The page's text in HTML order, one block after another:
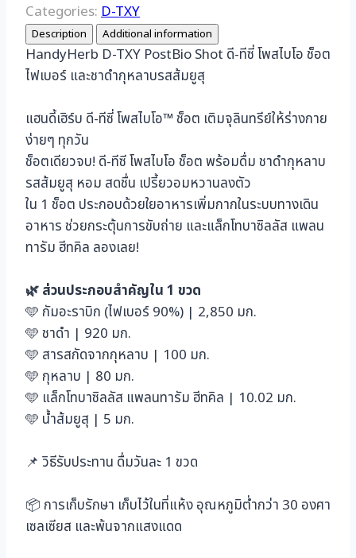
(1
แพ็ค
6
ขวด)
Categories:D-TXY
Description Additional information
HandyHerb D-TXY PostBio Shot ดี-ทีซี่ โพสไบโอ ช็อต
ไฟเบอร์ และชาดำกุหลาบรสส้มยูสุ
แฮนดี้เฮิร์บ ดี-ทีซี่ โพสไบโอ™ ช็อต เติมจุลินทรีย์ให้ร่างกาย
ง่ายๆ ทุกวัน
ช็อตเดียวจบ! ดี-ทีซี โพสไบโอ ช็อต พร้อมดื่ม ชาดำกุหลาบ
รสส้มยูสุ หอม สดชื่น เปรี้ยวอมหวานลงตัว
ใน 1 ช็อต ประกอบด้วยใยอาหารเพิ่มกากในระบบทางเดิน
อาหาร ช่วยกระตุ้นการขับถ่าย และแล็กโทบาซิลลัส แพลน
ทารัม ฮีทคิล ลองเลย!
🌿 ส่วนประกอบสำคัญใน 1 ขวด
🩵 กัมอะราบิก (ไฟเบอร์ 90%) | 2,850 มก.
🩵 ชาดำ | 920 มก.
🩵 สารสกัดจากกุหลาบ | 100 มก.
🩵 กุหลาบ | 80 มก.
🩵 แล็กโทบาซิลลัส แพลนทารัม ฮีทคิล | 10.02 มก.
🩵 น้ำส้มยูสุ | 5 มก.
📌 วิธีรับประทาน ดื่มวันละ 1 ขวด
📦 การเก็บรักษา เก็บไว้ในที่แห้ง อุณหภูมิต่ำกว่า 30 องศา
เซลเซียส และพ้นจากแสงแดด